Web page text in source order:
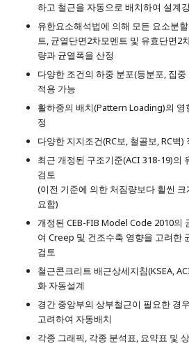
하고 철근을 자동으로 배치하여 설계
유한요소해석법에 의해 모든 요소분
트, 균열단면2차모멘트 및 유효단면2
량과 균열폭을 산정
다양한 조건의 하중 분포(등분포, 집
적용 가능
활하중의 배치(Pattern Loading)의 영
정
다양한 지지조건(RC보, 철골보, RC벽)
최근 개정된 구조기준(ACI 318-19)의
검토
(이전 기준에 의한 처짐량보다 휠씬
요함)
개정된 CEB-FIB Model Code 2010의
여 Creep 및 건조수축 영향을 고려한
검토
철근콘크리트 배근상세지침(KSEA,
화 자동설계
경간 중앙부의 상부철근이 필요한 경
고려하여 자동배치
각종 그래픽, 각종 분석표, 요약표 및